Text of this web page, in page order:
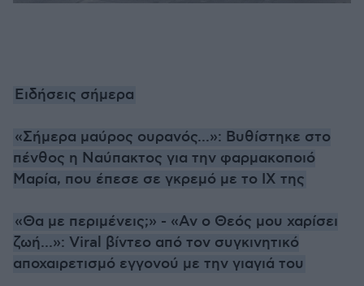
Ειδήσεις σήμερα
«Σήμερα μαύρος ουρανός...»: Βυθίστηκε στο
πένθος η Ναύπακτος για την φαρμακοποιό
Μαρία, που έπεσε σε γκρεμό με το ΙΧ της
«Θα με περιμένεις;» - «Αν ο Θεός μου χαρίσει
ζωή...»: Viral βίντεο από τον συγκινητικό
αποχαιρετισμό εγγονού με την γιαγιά του